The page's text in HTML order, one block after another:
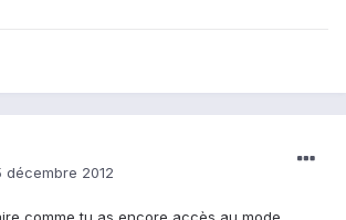
décembre 2012